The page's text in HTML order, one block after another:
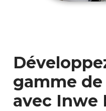
gamme
avec Inwe